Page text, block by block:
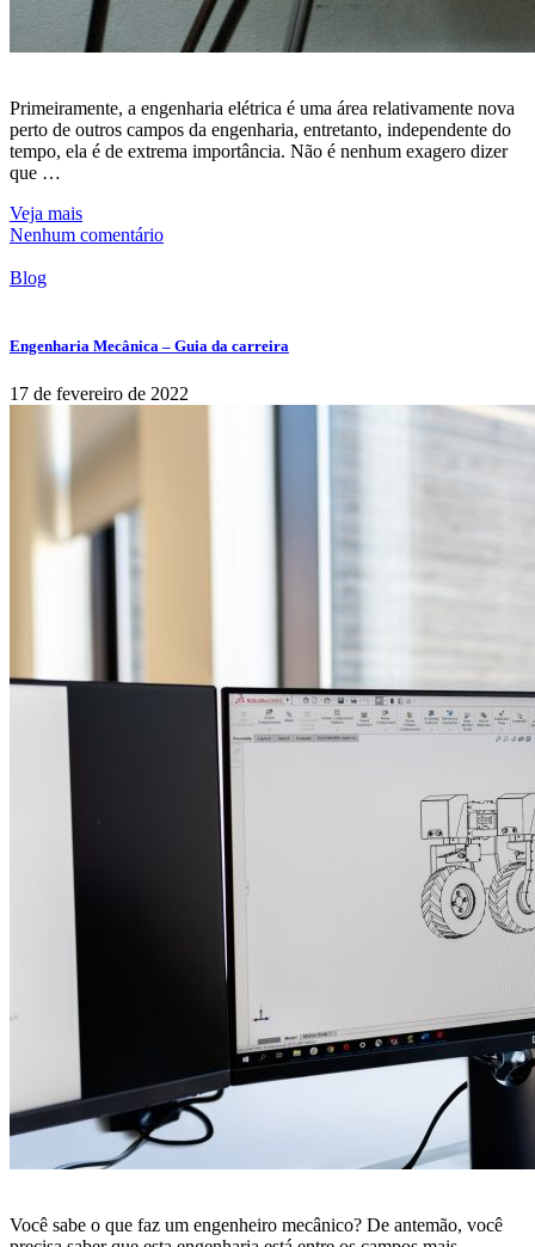
Primeiramente, a engenharia elétrica é uma área relativamente nova
perto de outros campos da engenharia, entretanto, independente do
tempo, ela é de extrema importância. Não é nenhum exagero dizer
que …
Veja mais
Nenhum comentário
Blog
Engenharia Mecânica – Guia da carreira
17 de fevereiro de 2022
Você sabe o que faz um engenheiro mecânico? De antemão, você